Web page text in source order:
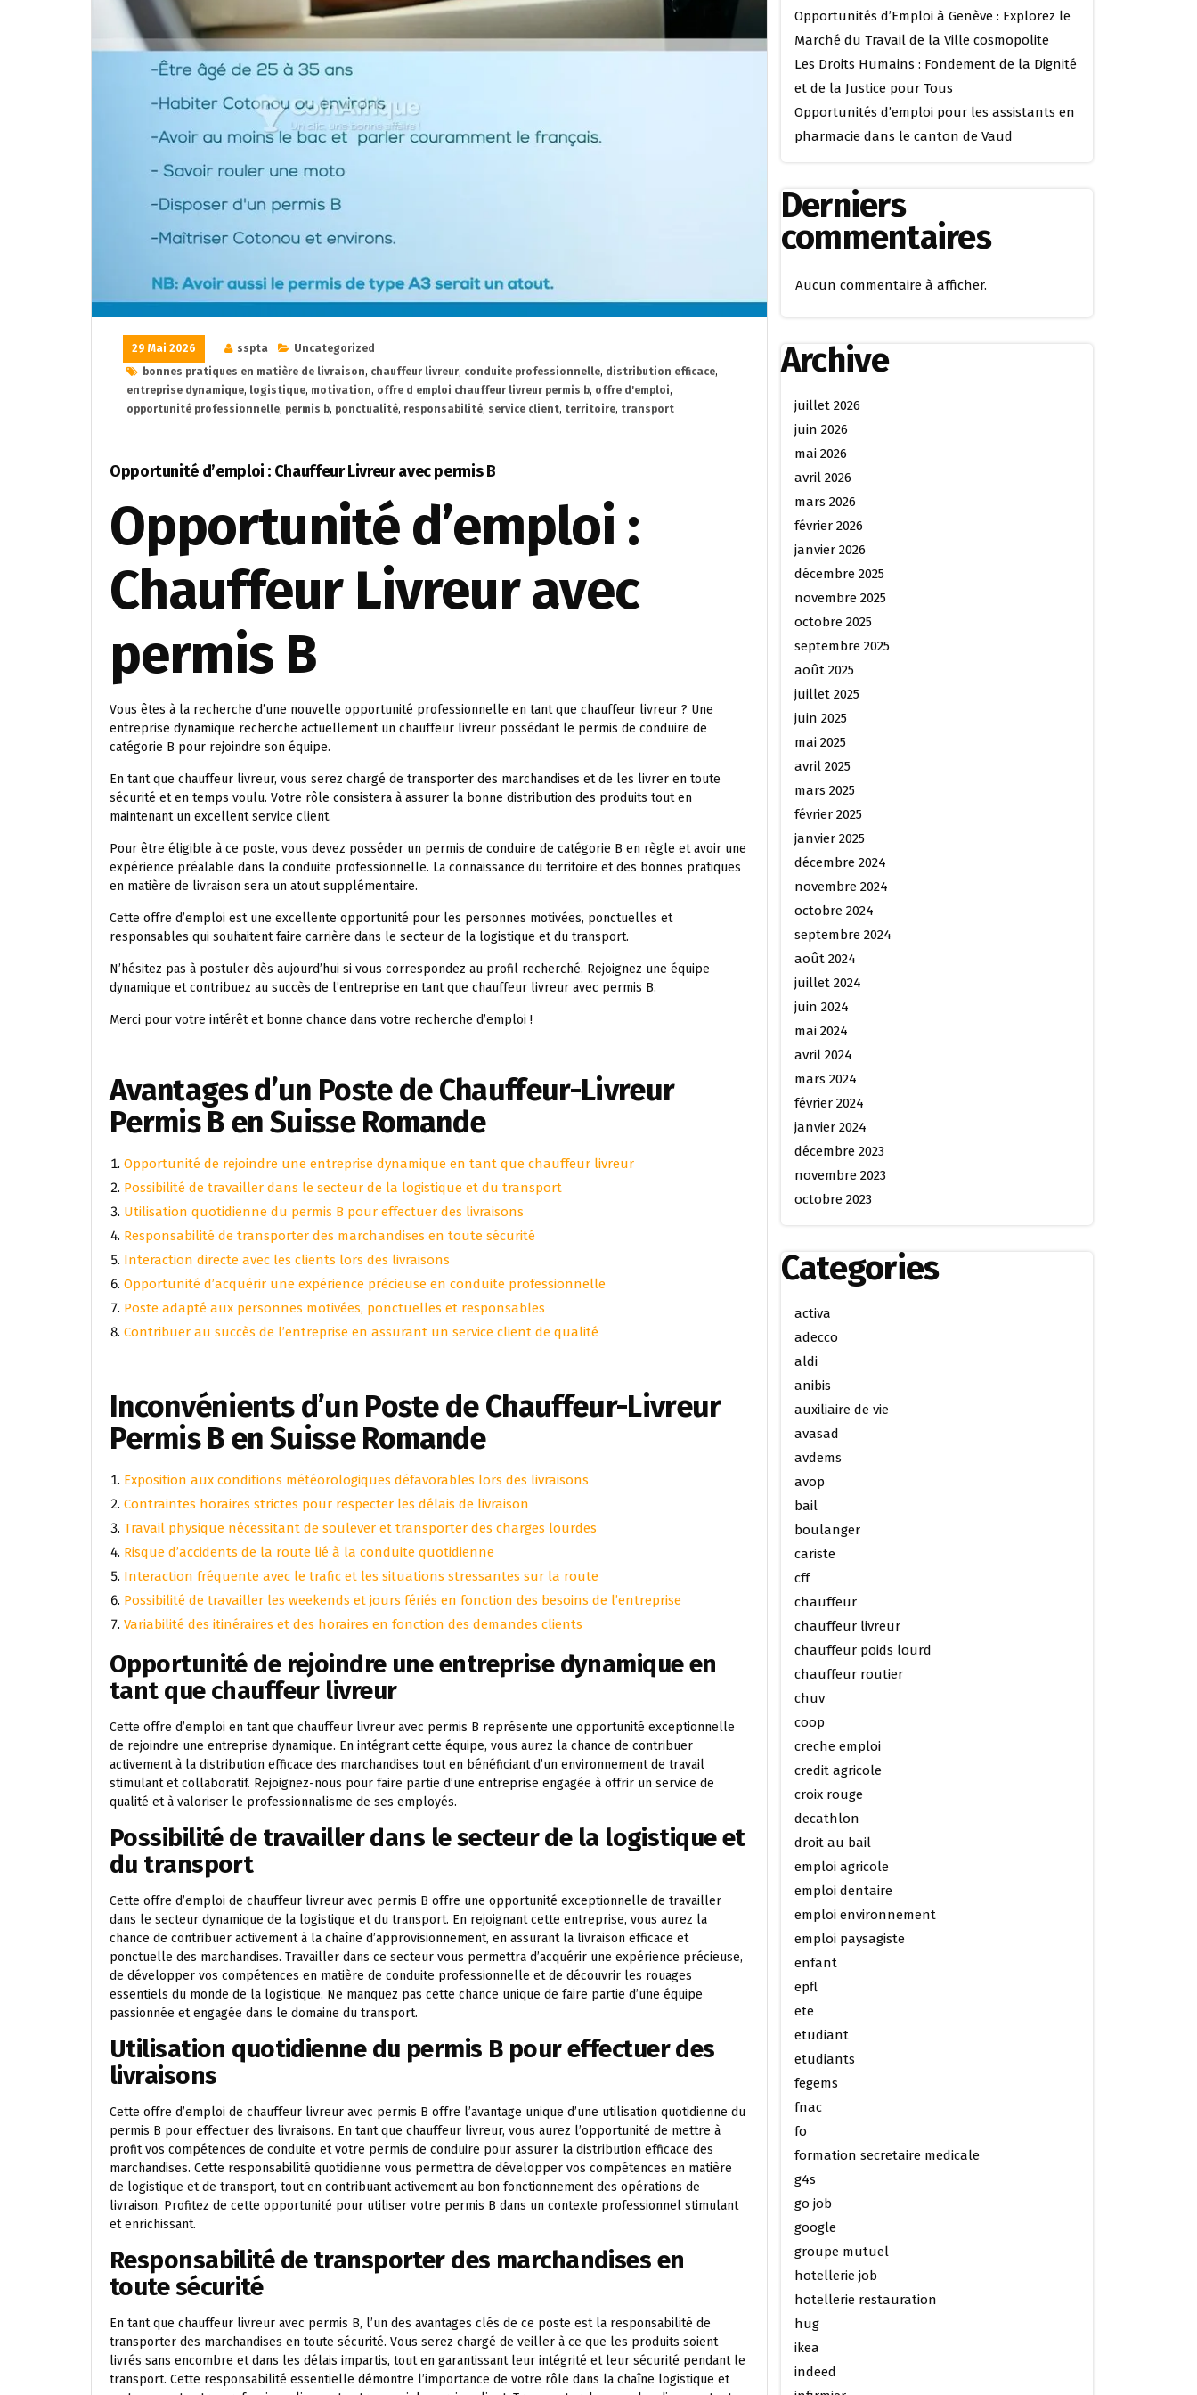
29 Mai 2026 sspta
Uncategorized
bonnes pratiques en matière de livraison, chauffeur livreur, conduite professionnelle, distribution efficace,
entreprise dynamique, logistique, motivation, offre d emploi chauffeur livreur permis b, offre d'emploi,
opportunité professionnelle, permis b, ponctualité, responsabilité, service client, territoire, transport
Opportunité d’emploi : Chauffeur Livreur avec permis B
Opportunité d’emploi :
Chauffeur Livreur avec
permis B
Vous êtes à la recherche d’une nouvelle opportunité professionnelle en tant que chauffeur livreur ? Une
entreprise dynamique recherche actuellement un chauffeur livreur possédant le permis de conduire de
catégorie B pour rejoindre son équipe.
En tant que chauffeur livreur, vous serez chargé de transporter des marchandises et de les livrer en toute
sécurité et en temps voulu. Votre rôle consistera à assurer la bonne distribution des produits tout en
maintenant un excellent service client.
Pour être éligible à ce poste, vous devez posséder un permis de conduire de catégorie B en règle et avoir une
expérience préalable dans la conduite professionnelle. La connaissance du territoire et des bonnes pratiques
en matière de livraison sera un atout supplémentaire.
Cette offre d’emploi est une excellente opportunité pour les personnes motivées, ponctuelles et
responsables qui souhaitent faire carrière dans le secteur de la logistique et du transport.
N’hésitez pas à postuler dès aujourd’hui si vous correspondez au profil recherché. Rejoignez une équipe
dynamique et contribuez au succès de l’entreprise en tant que chauffeur livreur avec permis B.
Merci pour votre intérêt et bonne chance dans votre recherche d’emploi !
Avantages d’un Poste de Chauffeur-Livreur
Permis B en Suisse Romande
Opportunité de rejoindre une entreprise dynamique en tant que chauffeur livreur
Possibilité de travailler dans le secteur de la logistique et du transport
Utilisation quotidienne du permis B pour effectuer des livraisons
Responsabilité de transporter des marchandises en toute sécurité
Interaction directe avec les clients lors des livraisons
Opportunité d’acquérir une expérience précieuse en conduite professionnelle
Poste adapté aux personnes motivées, ponctuelles et responsables
Contribuer au succès de l’entreprise en assurant un service client de qualité
Inconvénients d’un Poste de Chauffeur-Livreur
Permis B en Suisse Romande
Exposition aux conditions météorologiques défavorables lors des livraisons
Contraintes horaires strictes pour respecter les délais de livraison
Travail physique nécessitant de soulever et transporter des charges lourdes
Risque d’accidents de la route lié à la conduite quotidienne
Interaction fréquente avec le trafic et les situations stressantes sur la route
Possibilité de travailler les weekends et jours fériés en fonction des besoins de l’entreprise
Variabilité des itinéraires et des horaires en fonction des demandes clients
Opportunité de rejoindre une entreprise dynamique en
tant que chauffeur livreur
Cette offre d’emploi en tant que chauffeur livreur avec permis B représente une opportunité exceptionnelle
de rejoindre une entreprise dynamique. En intégrant cette équipe, vous aurez la chance de contribuer
activement à la distribution efficace des marchandises tout en bénéficiant d’un environnement de travail
stimulant et collaboratif. Rejoignez-nous pour faire partie d’une entreprise engagée à offrir un service de
qualité et à valoriser le professionnalisme de ses employés.
Possibilité de travailler dans le secteur de la logistique et
du transport
Cette offre d’emploi de chauffeur livreur avec permis B offre une opportunité exceptionnelle de travailler
dans le secteur dynamique de la logistique et du transport. En rejoignant cette entreprise, vous aurez la
chance de contribuer activement à la chaîne d’approvisionnement, en assurant la livraison efficace et
ponctuelle des marchandises. Travailler dans ce secteur vous permettra d’acquérir une expérience précieuse,
de développer vos compétences en matière de conduite professionnelle et de découvrir les rouages
essentiels du monde de la logistique. Ne manquez pas cette chance unique de faire partie d’une équipe
passionnée et engagée dans le domaine du transport.
Utilisation quotidienne du permis B pour effectuer des
livraisons
Cette offre d’emploi de chauffeur livreur avec permis B offre l’avantage unique d’une utilisation quotidienne du
permis B pour effectuer des livraisons. En tant que chauffeur livreur, vous aurez l’opportunité de mettre à
profit vos compétences de conduite et votre permis de conduire pour assurer la distribution efficace des
marchandises. Cette responsabilité quotidienne vous permettra de développer vos compétences en matière
de logistique et de transport, tout en contribuant activement au bon fonctionnement des opérations de
livraison. Profitez de cette opportunité pour utiliser votre permis B dans un contexte professionnel stimulant
et enrichissant.
Responsabilité de transporter des marchandises en
toute sécurité
En tant que chauffeur livreur avec permis B, l’un des avantages clés de ce poste est la responsabilité de
transporter des marchandises en toute sécurité. Vous serez chargé de veiller à ce que les produits soient
livrés sans encombre et dans les délais impartis, tout en garantissant leur intégrité et leur sécurité pendant le
transport. Cette responsabilité essentielle démontre l’importance de votre rôle dans la chaîne logistique et
Opportunités d’Emploi à Genève : Explorez le
Marché du Travail de la Ville cosmopolite
Les Droits Humains : Fondement de la Dignité
et de la Justice pour Tous
Opportunités d’emploi pour les assistants en
pharmacie dans le canton de Vaud
Derniers
commentaires
Aucun commentaire à afficher.
Archive
juillet 2026
juin 2026
mai 2026
avril 2026
mars 2026
février 2026
janvier 2026
décembre 2025
novembre 2025
octobre 2025
septembre 2025
août 2025
juillet 2025
juin 2025
mai 2025
avril 2025
mars 2025
février 2025
janvier 2025
décembre 2024
novembre 2024
octobre 2024
septembre 2024
août 2024
juillet 2024
juin 2024
mai 2024
avril 2024
mars 2024
février 2024
janvier 2024
décembre 2023
novembre 2023
octobre 2023
Categories
activa
adecco
aldi
anibis
auxiliaire de vie
avasad
avdems
avop
bail
boulanger
cariste
cff
chauffeur
chauffeur livreur
chauffeur poids lourd
chauffeur routier
chuv
coop
creche emploi
credit agricole
croix rouge
decathlon
droit au bail
emploi agricole
emploi dentaire
emploi environnement
emploi paysagiste
enfant
epfl
ete
etudiant
etudiants
fegems
fnac
fo
formation secretaire medicale
g4s
go job
google
groupe mutuel
hotellerie job
hotellerie restauration
hug
ikea
indeed